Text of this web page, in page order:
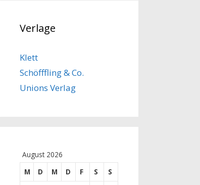
Verlage
Klett
Schöfffling & Co.
Unions Verlag
August 2026
M
D M D F S
S